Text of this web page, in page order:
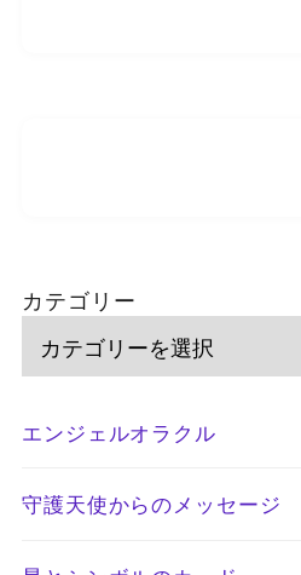
カテゴリー
エンジェルオラクル
守護天使からのメッセージ